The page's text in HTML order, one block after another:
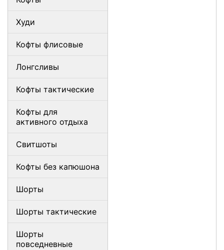
Худи
Кофты флисовые
Лонгсливы
Кофты тактические
Кофты для
активного отдыха
Свитшоты
Кофты без капюшона
Шорты
Шорты тактические
Шорты
повседневные